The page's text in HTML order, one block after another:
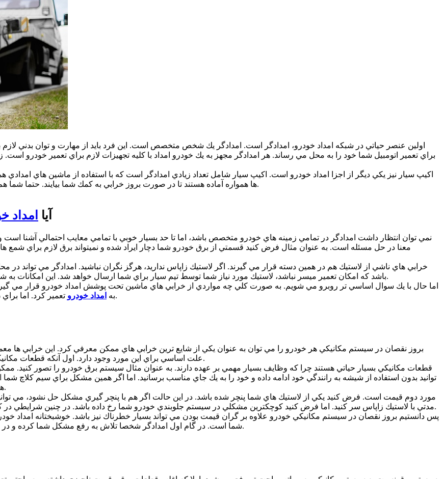
اولين عنصر حياتي در شبكه امداد خودرو، امدادگر است. امدادگر يك شخص متخصص است. اين فرد بايد از مهارت و توان بدني
براي تعمير اتومبيل شما خود را به محل مي رساند. هر امدادگر مجهز به يك خودرو امداد با كليه تجهيزات لازم براي تعمير خودرو
اكيپ سيار نيز يكي ديگر از اجزا امداد خودرو است. اكيپ سيار شامل تعداد زيادي امدادگر است كه با استفاده از ماشين هاي
ها همواره آماده هستند تا در صورت بروز خرابي به كمك شما بيايند. حتما شما هم به هنگام تردد در جاده هاي بين شهري، بارها و بارها با آنها مواجه شده ايد.
آيا امداد
نمي توان انتظار داشت امدادگر در تمامي زمينه هاي خودرو متخصص باشد، اما تا حد بسيار خوبي با تمامي معايب احتمالي آشنا است
معنا در حل مسئله است. به عنوان مثال فرض كنيد قسمتي از برق خودرو شما دچار ايراد شده و نميتواند برق لازم براي شمع ها و
خرابي هاي ناشي از لاستيك هم در همين دسته قرار مي گيرند. اگر لاستيك زاپاس نداريد، هرگز نگران نباشيد. امدادگر مي تواند
باشد كه امكان تعمير ميسر نباشد، لاستيك مورد نياز شما توسط تيم سيار براي شما ارسال خواهد شد. اين امكانات به شما اين قدرت را مي دهد كه بدون توقف بتوانيد به مسير خودتان ادامه دهيد.
اما حال با يك سوال اساسي تر روبرو مي شويم. به صورت كلي چه مواردي از خرابي هاي ماشين تحت پوشش امداد خودرو قرار مي
به امداد خودرو تعمير كرد. اما براي درك بهتر اين موضوع بهتر است با هر يك از اين خرابي ها بيشتر آشنا شويم.
بروز نقصان در سيستم مكانيكي هر خودرو را مي توان به عنوان يكي از شايع ترين خرابي هاي ممكن معرفي كرد. اين خرابي ها
علت اساسي براي اين مورد وجود دارد. اول آنكه قطعات مكانيكي غالبا بسيار حياتي بوده و دوم آنكه قيمت اين قطعات بسيار گران است.
قطعات مكانيكي بسيار حياتي هستند چرا كه وظايف بسيار مهمي بر عهده دارند. به عنوان مثال سيستم برق خودرو را تصور كنيد.
توانيد بدون استفاده از شيشه به رانندگي خود ادامه داده و خود را به يك جاي مناسب برسانيد. اما اگر همين مشكل براي سيم كلاچ
هر يك متر رانندگي مي تواند براي سلامت ماشين و خود شما خطرناك باشد.
مورد دوم قيمت است. فرض كنيد يكي از لاستيك هاي شما پنچر شده باشد. در اين حالت اگر هم با پنچر گيري مشكل حل نشود، مي
مدتي با لاستيك زاپاس سر كنيد. اما فرض كنيد كوچكترين مشكلي در سيستم جلوبندي خودرو شما رخ داده باشد. در چنين شرايطي در كمترين حالت تعمير ماشين میلیون ها تومان براي شما هزينه خواهد داشت.
پس دانستيم بروز نقصان در سيستم مكانيكي خودرو علاوه بر گران قيمت بودن مي تواند بسيار خطرناك نيز باشد. خوشبختانه امداد
شما است. در گام اول امدادگر شخصا تلاش به رفع مشكل شما كرده و در صورت نياز خودرو شما را بدون خطر و دردسر به تعميرگاه انتقال مي دهد.